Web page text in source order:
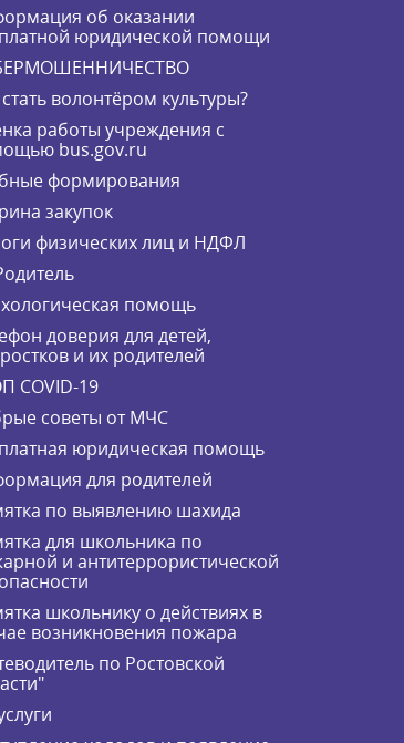
об оказании
юридической помощи
волонтёром культуры?
работы учреждения с
bus.gov.ru
формирования
закупок
физических лиц и НДФЛ
помощь
доверия для детей,
и их родителей
COVID-19
советы от МЧС
юридическая помощь
для родителей
по выявлению шахида
для школьника по
и антитеррористической
школьнику о действиях в
возникновения пожара
по Ростовской